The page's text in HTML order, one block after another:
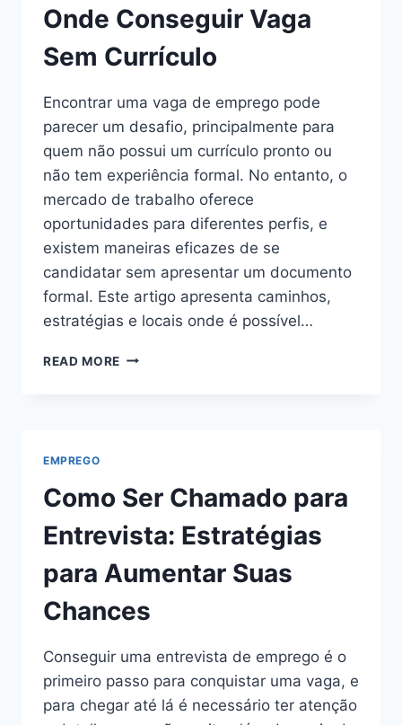
COMEÇAR
Onde Conseguir Vaga
Sem Currículo
Encontrar uma vaga de emprego pode
parecer um desafio, principalmente para
quem não possui um currículo pronto ou
não tem experiência formal. No entanto, o
mercado de trabalho oferece
oportunidades para diferentes perfis, e
existem maneiras eficazes de se
candidatar sem apresentar um documento
formal. Este artigo apresenta caminhos,
estratégias e locais onde é possível…
READ MORE ONDE
EMPREGO
Como Ser Chamado para
Entrevista: Estratégias
para Aumentar Suas
Chances
Conseguir uma entrevista de emprego é o
primeiro passo para conquistar uma vaga, e
para chegar até lá é necessário ter atenção